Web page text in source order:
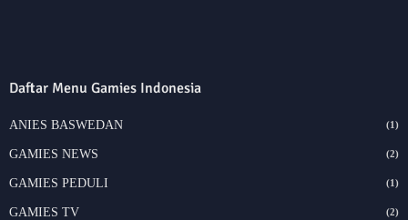
Daftar Menu Gamies Indonesia
ANIES BASWEDAN (1)
GAMIES NEWS (2)
GAMIES PEDULI (1)
GAMIES TV (2)